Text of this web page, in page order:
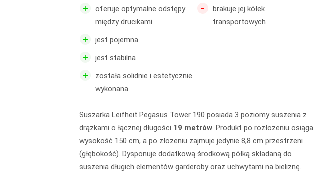
+
oferuje optymalne odstępy
między drucikami
+ jest pojemna
+ jest stabilna
+
została solidnie i estetycznie
wykonana
-
brakuje jej kółek
transportowych
Suszarka Leifheit Pegasus Tower 190 posiada 3 poziomy suszenia z
drążkami o łącznej długości 19 metrów. Produkt po rozłożeniu osiąga
wysokość 150 cm, a po złożeniu zajmuje jedynie 8,8 cm przestrzeni
(głębokość). Dysponuje dodatkową środkową półką składaną do
suszenia długich elementów garderoby oraz uchwytami na bieliznę.